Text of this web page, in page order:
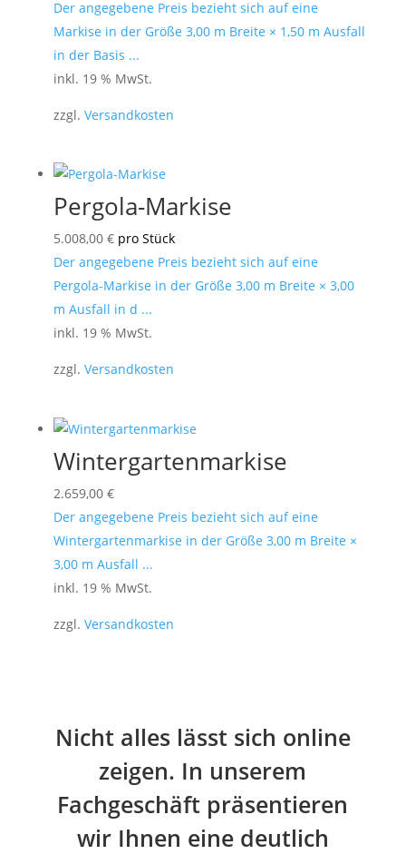
Der angegebene Preis bezieht sich auf eine
Markise in der Größe 3,00 m Breite × 1,50 m Ausfall
in der Basis ...
inkl. 19 % MwSt.
zzgl. Versandkosten
Pergola-Markise
5.008,00 € pro Stück
Der angegebene Preis bezieht sich auf eine
Pergola-Markise in der Größe 3,00 m Breite × 3,00
m Ausfall in d ...
inkl. 19 % MwSt.
zzgl. Versandkosten
Wintergartenmarkise
2.659,00 €
Der angegebene Preis bezieht sich auf eine
Wintergartenmarkise in der Größe 3,00 m Breite ×
3,00 m Ausfall ...
inkl. 19 % MwSt.
zzgl. Versandkosten
Nicht alles lässt sich online
zeigen. In unserem
Fachgeschäft präsentieren
wir Ihnen eine deutlich